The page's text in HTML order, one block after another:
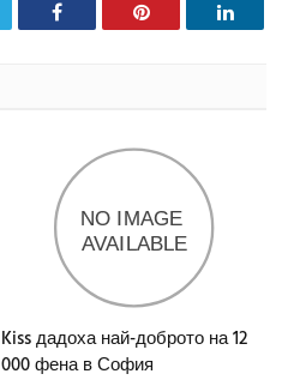
Facebook Pinterest LinkedIn
Kiss дадоха най-доброто на 12
000 фена в София